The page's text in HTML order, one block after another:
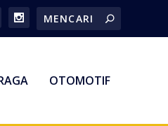
OTOMOTIF